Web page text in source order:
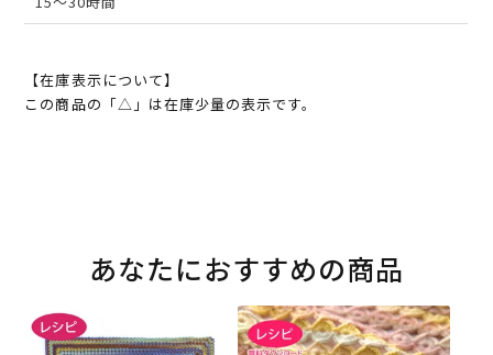
【在庫表示について】
この商品の「△」は在庫少量の表示です。
あなたにおすすめの商品